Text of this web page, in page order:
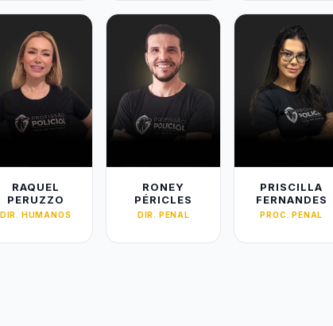
RAQUEL
PERUZZO
DIR. HUMANOS
RONEY
PÉRICLES
DIR. PENAL
PRISCILLA
FERNANDES
PROC. PENAL